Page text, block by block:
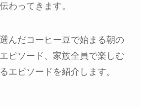
わってきます。
んだコーヒー豆で始まる朝の
ピソード、家族全員で楽しむ
エピソードを紹介します。